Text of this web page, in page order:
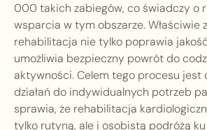
000 takich zabiegów, co świadczy o
wsparcia w tym obszarze. Właściwie
rehabilitacja nie tylko poprawia
umożliwia bezpieczny powrót do
aktywności. Celem tego procesu jest
działań do indywidualnych potrzeb
sprawia, że rehabilitacja
tylko rutyną, ale i osobistą podróżą